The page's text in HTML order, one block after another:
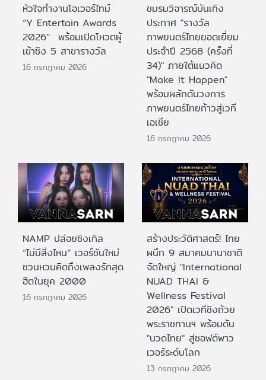
หัวใจทำงานโอเวอร์ไทม์
“Y Entertain Awards
2026” พร้อมเปิดโหวตผู้
เข้าชิง 5 สาขารางวัล
16 กรกฎาคม 2026
ชมรมวิจารณ์บันเทิง
ประกาศ "รางวัล
ภาพยนตร์ไทยยอดเยี่ยม
ประจําปี 2568 (ครั้งที่
34)" ภายใต้แนวคิด
"Make It Happen"
พร้อมผลักดันวงการ
ภาพยนตร์ไทยก้าวสู่เวที
เอเชีย
16 กรกฎาคม 2026
NAMP ปล่อยซิงเกิล
“ไม่มีสิ่งไหน” เวอร์ชันใหม่
ชวนหวนคิดถึงเพลงรักสุด
ฮิตในยุค 2000
16 กรกฎาคม 2026
สร้างประวัติศาสตร์! ไทย
ผนึก 9 สมาคมนานาชาติ
จัดใหญ่ "International
NUAD THAI &
Wellness Festival
2026" เปิดเวทีชิงถ้วย
พระราชทานฯ พร้อมดัน
"นวดไทย" สู่ซอฟต์พาว
เวอร์ระดับโลก
13 กรกฎาคม 2026